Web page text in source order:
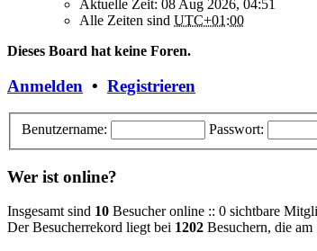
Aktuelle Zeit: 08 Aug 2026, 04:51
Alle Zeiten sind UTC+01:00
Dieses Board hat keine Foren.
Anmelden • Registrieren
Benutzername: Passwort:
Wer ist online?
Insgesamt sind 10 Besucher online :: 0 sichtbare
Der Besucherrekord liegt bei 1202 Besuchern, die